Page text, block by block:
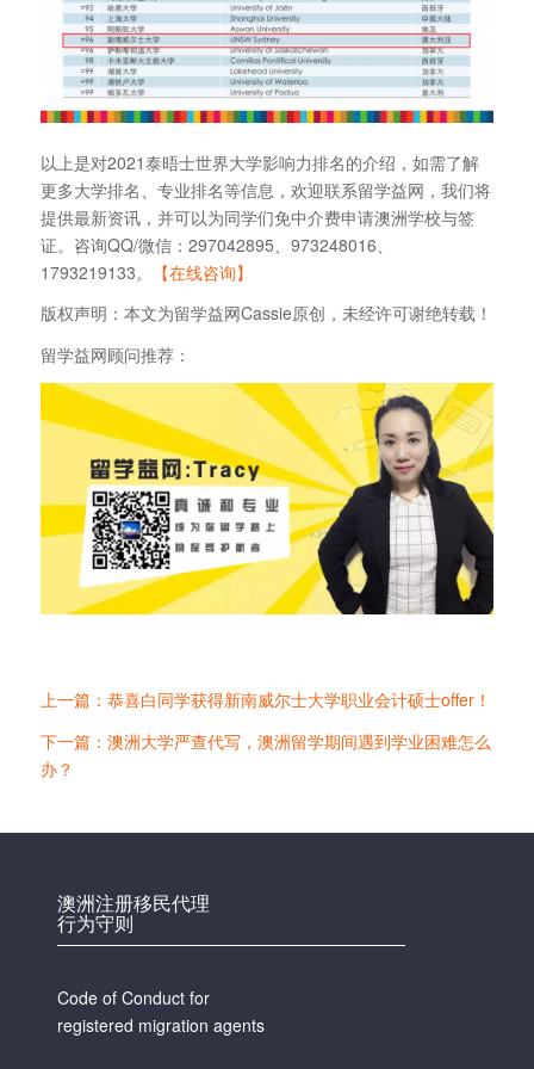
以上是对2021泰晤士世界大学影响力排名的介绍，如需了解
更多大学排名、专业排名等信息，欢迎联系留学益网，我们将
提供最新资讯，并可以为同学们免中介费申请澳洲学校与签
证。咨询QQ/微信：297042895、973248016、
1793219133。
【在线咨询】
版权声明：本文为留学益网Cassie原创，未经许可谢绝转载！
留学益网顾问推荐：
上一篇：恭喜白同学获得新南威尔士大学职业会计硕士offer！
下一篇：澳洲大学严查代写，澳洲留学期间遇到学业困难怎么
办？
澳洲注册移民代理
行为守则
Code of Conduct for
registered migration agents